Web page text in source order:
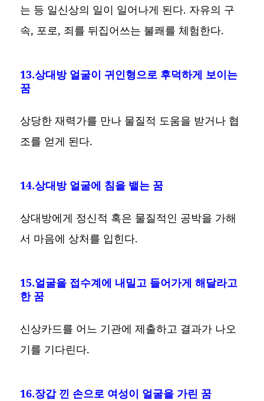
는 등 일신상의 일이 일어나게 된다. 자유의 구
속, 포로, 죄를 뒤집어쓰는 불쾌를 체험한다.
13.상대방 얼굴이 귀인형으로 후덕하게 보이는
꿈
상당한 재력가를 만나 물질적 도움을 받거나 협
조를 얻게 된다.
14.상대방 얼굴에 침을 뱉는 꿈
상대방에게 정신적 혹은 물질적인 공박을 가해
서 마음에 상처를 입힌다.
15.얼굴을 접수계에 내밀고 들어가게 해달라고
한 꿈
신상카드를 어느 기관에 제출하고 결과가 나오
기를 기다린다.
16.장갑 낀 손으로 여성이 얼굴을 가린 꿈